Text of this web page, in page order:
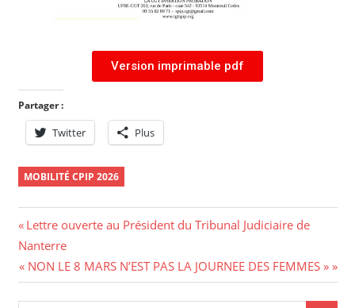
Version imprimable pdf
Partager :
Twitter Plus
MOBILITÉ CPIP 2026
Lettre ouverte au Président du Tribunal Judiciaire de
Nanterre
« NON LE 8 MARS N’EST PAS LA JOURNEE DES FEMMES »